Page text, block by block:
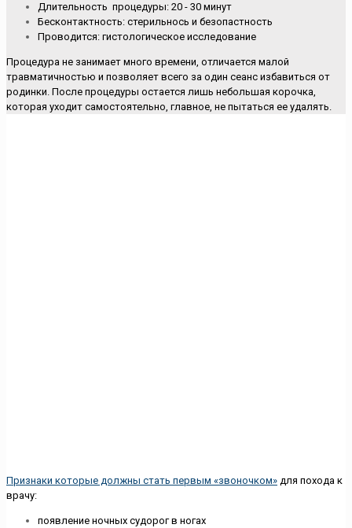
Длительность процедуры: 20 - 30 минут
Бесконтактность: стерильнось и безопастность
Проводится: гистологическое исследование
Процедура не занимает много времени, отличается малой
травматичностью и позволяет всего за один сеанс избавиться от
родинки. После процедуры остается лишь небольшая корочка,
которая уходит самостоятельно, главное, не пытаться ее удалять.
Признаки которые должны стать первым «звоночком» для похода к
врачу:
появление ночных судорог в ногах